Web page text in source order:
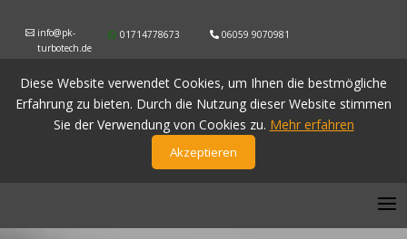
info@pk-
turbotech.de
Diese Website verwendet Cookies, um Ihnen die bestmögliche
Erfahrung zu bieten. Durch die Nutzung dieser Website stimmen
Sie der Verwendung von Cookies zu. Mehr erfahren
Akzeptieren
01714778673 06059 9070981